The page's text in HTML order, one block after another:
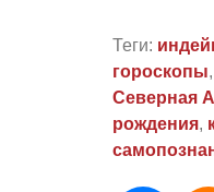
Теги:
гороскопы,
Северная
рождения,